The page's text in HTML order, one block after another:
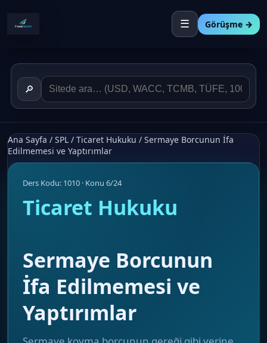
☰ Görüşme →
🔎
Ana Sayfa / SPL / Ticaret Hukuku / Sermaye Borcunun İfa
Edilmemesi ve Yaptırımlar
Ders Kodu: 1010 · Konu 6/24
Ticaret Hukuku
Sermaye Borcunun
İfa Edilmemesi ve
Yaptırımlar